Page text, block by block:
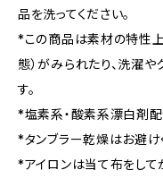
品を洗ってください。
*この商品は素材の特性
態）がみられたり、洗濯
す。
*塩素系・酸素系漂白剤配
*タンブラー乾燥はお避け
*アイロンは当て布をして